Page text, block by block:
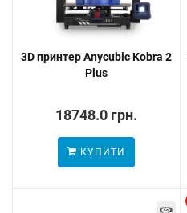
3D принтер Anycubic Kobra 2
Plus
18748.0 грн.
КУПИТИ